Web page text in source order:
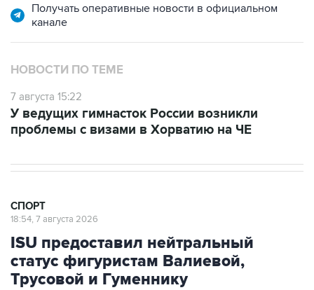
Получать оперативные новости в официальном
канале
НОВОСТИ ПО ТЕМЕ
7 августа 15:22
У ведущих гимнасток России возникли
проблемы с визами в Хорватию на ЧЕ
СПОРТ
18:54, 7 августа 2026
ISU предоставил нейтральный
статус фигуристам Валиевой,
Трусовой и Гуменнику